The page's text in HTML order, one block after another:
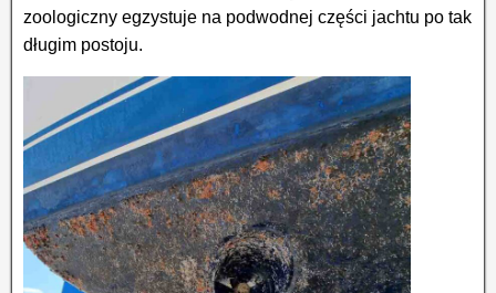
zoologiczny egzystuje na podwodnej części jachtu po tak
długim postoju.